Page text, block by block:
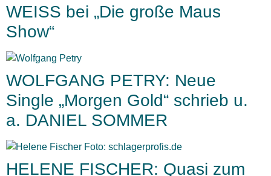
WEISS bei „Die große Maus
Show“
WOLFGANG PETRY: Neue
Single „Morgen Gold“ schrieb u.
a. DANIEL SOMMER
HELENE FISCHER: Quasi zum